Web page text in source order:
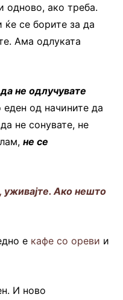
одново, ако треба.
се борите за да
Ама одлуката
не одлучувате
еден од начините да
не сонувате, не
не се
уживајте. Ако нешто
е кафе со ореви и
И ново